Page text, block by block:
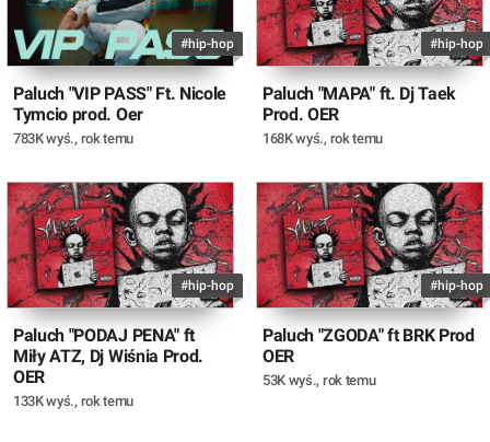
#hip-hop
Paluch "VIP PASS" Ft. Nicole
Tymcio prod. Oer
783K wyś., rok temu
#hip-hop
Paluch "MAPA" ft. Dj Taek
Prod. OER
168K wyś., rok temu
#hip-hop
Paluch "PODAJ PENA" ft
Miły ATZ, Dj Wiśnia Prod.
OER
133K wyś., rok temu
#hip-hop
Paluch "ZGODA" ft BRK Prod
OER
53K wyś., rok temu